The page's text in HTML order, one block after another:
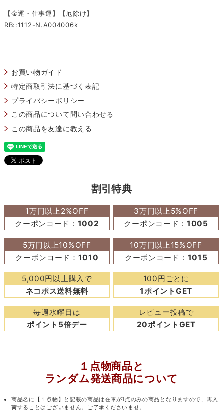
【金運・仕事運】【厄除け】
RB::1112-N.A004006k
お買い物ガイド
特定商取引法に基づく表記
プライバシーポリシー
この商品について問い合わせる
この商品を友達に教える
割引特典
1万円以上2%OFF
クーポンコード： 1002
3万円以上5%OFF
クーポンコード：1005
5万円以上10%OFF
クーポンコード： 1010
10万円以上15%OFF
クーポンコード： 1015
5,000円以上購入で
ネコポス送料無料
100円ごとに
1ポイントGET
毎週水曜日は
ポイント5倍デー
レビュー投稿で
20ポイントGET
１点物商品と
ランダム発送商品について
商品名に【１点物】と記載の商品は在庫が1点のみの商品となりますので、再入
荷することはございません。ご了承くださいませ。